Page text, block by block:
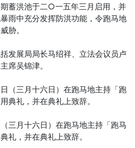
蓄洪池于二○一五年三月启用，并
雨中充分发挥防洪功能，令跑马地
胁。
发展局局长马绍祥、立法会议员卢
席吴锦津。
三月十六日）在跑马地主持「跑马
礼，并在典礼上致辞。